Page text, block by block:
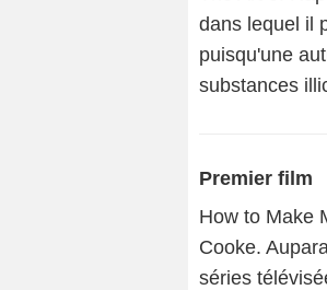
dans lequel il
puisqu'une
substances
Premier film
How to Make
Cooke.
séries